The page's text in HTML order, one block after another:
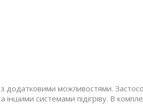
додатковими можливостями.
іншими системами підігріву. В